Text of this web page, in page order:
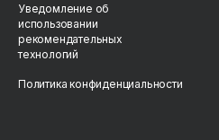
Уведомление об
использовании
рекомендательных
технологий
Политика конфиденциальности